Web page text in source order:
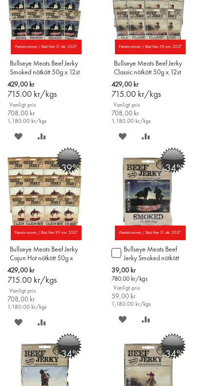
Parasta ennen / Bäst före 31 okt. 2027
Bullseye Meats Beef Jerky
Smoked nötkött 50g x 12st
429,00 kr
715.00 kr/kgs
Vanligt pris
708,00 kr
1,180.00 kr/kgs
SPARA
ÖNSKELISTAN
JÄMFÖR
Parasta ennen / Bäst före 30 nov. 2027
Bullseye Meats Beef Jerky
Classic nötkött 50g x 12st
429,00 kr
715.00 kr/kgs
Vanligt pris
708,00 kr
1,180.00 kr/kgs
SPARA
ÖNSKELISTAN
JÄMFÖR
-39%
Parasta ennen / Bäst före 29 nov. 2027
Bullseye Meats Beef Jerky
Cajun Hot nötkött 50g x
12st
429,00 kr
715.00 kr/kgs
Vanligt pris
708,00 kr
1,180.00 kr/kgs
SPARA
ÖNSKELISTAN
JÄMFÖR
Parasta ennen / Bäst före 31 okt. 2027
-34%
Bullseye Meats Beef
Jerky Smoked nötkött
50g
Special
Price
39,00 kr
780.00 kr/kgs
Vanligt pris
59,00 kr
1,180.00 kr/kgs
Lägg
till
i
varukorgen
SPARA
ÖNSKELISTAN
JÄMFÖR
-34% -34%